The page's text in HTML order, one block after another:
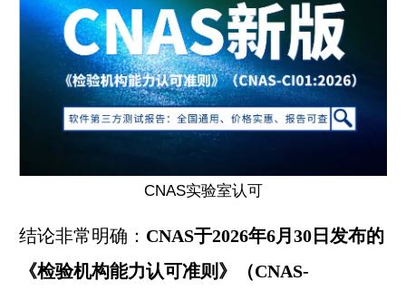
CNAS实验室认可
结论非常明确： CNAS于2026年6月30日发布的
《检验机构能力认可准则》（CNAS-